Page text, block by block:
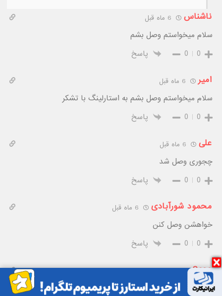
ناشناس
سلام میخواستم وصل بشم
0
0 پاسخ
امیر
سلام میخواستم وصل بشم به استارلینگ با تشکر
0
0 پاسخ
علی
چجوری وصل شد
0
0 پاسخ
محمود شورآبادی
خواهشن وصل کنن
0
0 پاسخ
Soso 6 ماه قبل
سلام چجوری میتونم از استارلنیگ استفاده کنم میشه لطفا